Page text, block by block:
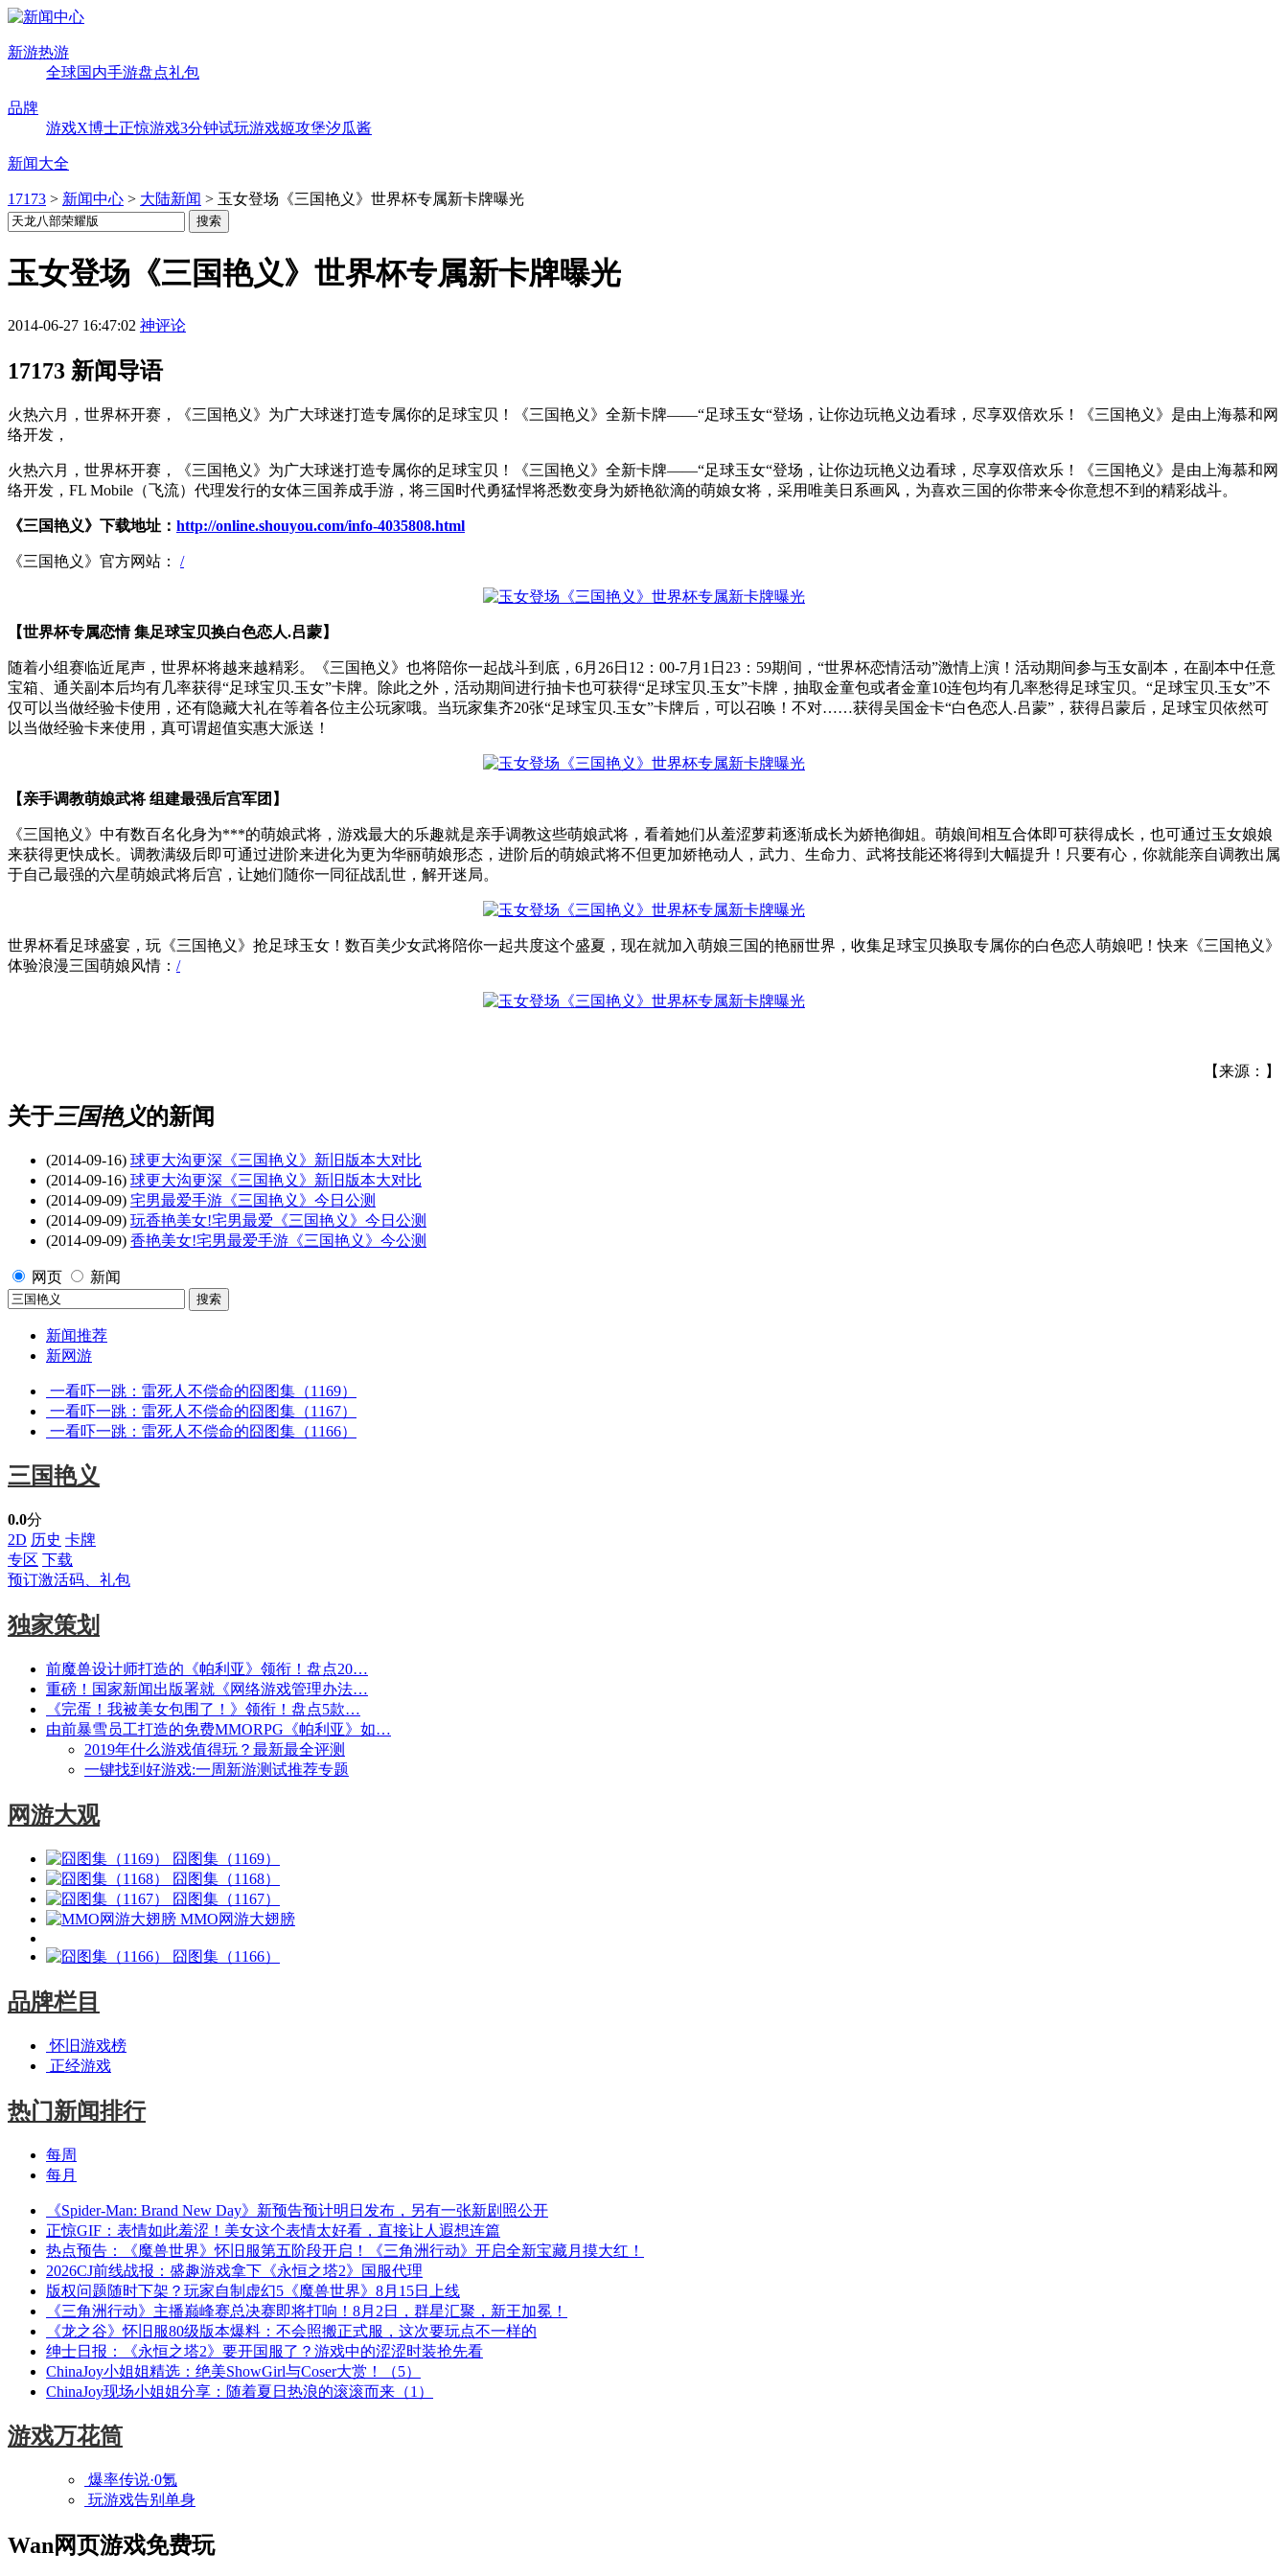
新游热游
全球国内手游盘点礼包
品牌
游戏X博士正惊游戏3分钟试玩游戏姬攻堡汐瓜酱
新闻大全
17173 > 新闻中心 > 大陆新闻 > 玉女登场《三国艳义》世界杯专属新卡牌曝光
玉女登场《三国艳义》世界杯专属新卡牌曝光
2014-06-27 16:47:02 神评论
17173 新闻导语
火热六月，世界杯开赛，《三国艳义》为广大球迷打造专属你的足球宝贝！《三国艳义》全新卡牌——“足球玉女“登场，让你边玩艳义边看球，尽享双倍欢乐！《三国艳义》是由上海慕和网
络开发，
火热六月，世界杯开赛，《三国艳义》为广大球迷打造专属你的足球宝贝！《三国艳义》全新卡牌——“足球玉女“登场，让你边玩艳义边看球，尽享双倍欢乐！《三国艳义》是由上海慕和网
络开发，FL Mobile（飞流）代理发行的女体三国养成手游，将三国时代勇猛悍将悉数变身为娇艳欲滴的萌娘女将，采用唯美日系画风，为喜欢三国的你带来令你意想不到的精彩战斗。
《三国艳义》下载地址： http://online.shouyou.com/info-4035808.html
《三国艳义》官方网站： /
【世界杯专属恋情 集足球宝贝换白色恋人.吕蒙】
随着小组赛临近尾声，世界杯将越来越精彩。《三国艳义》也将陪你一起战斗到底，6月26日12：00-7月1日23：59期间，“世界杯恋情活动”激情上演！活动期间参与玉女副本，在副本中任意
宝箱、通关副本后均有几率获得“足球宝贝.玉女”卡牌。除此之外，活动期间进行抽卡也可获得“足球宝贝.玉女”卡牌，抽取金童包或者金童10连包均有几率愁得足球宝贝。“足球宝贝.玉女”不
仅可以当做经验卡使用，还有隐藏大礼在等着各位主公玩家哦。当玩家集齐20张“足球宝贝.玉女”卡牌后，可以召唤！不对……获得吴国金卡“白色恋人.吕蒙”，获得吕蒙后，足球宝贝依然可
以当做经验卡来使用，真可谓超值实惠大派送！
【亲手调教萌娘武将 组建最强后宫军团】
《三国艳义》中有数百名化身为***的萌娘武将，游戏最大的乐趣就是亲手调教这些萌娘武将，看着她们从羞涩萝莉逐渐成长为娇艳御姐。萌娘间相互合体即可获得成长，也可通过玉女娘娘
来获得更快成长。调教满级后即可通过进阶来进化为更为华丽萌娘形态，进阶后的萌娘武将不但更加娇艳动人，武力、生命力、武将技能还将得到大幅提升！只要有心，你就能亲自调教出属
于自己最强的六星萌娘武将后宫，让她们随你一同征战乱世，解开迷局。
世界杯看足球盛宴，玩《三国艳义》抢足球玉女！数百美少女武将陪你一起共度这个盛夏，现在就加入萌娘三国的艳丽世界，收集足球宝贝换取专属你的白色恋人萌娘吧！快来《三国艳义》
体验浪漫三国萌娘风情： /
【来源：】
关于三国艳义的新闻
(2014-09-16) 球更大沟更深《三国艳义》新旧版本大对比
(2014-09-16) 球更大沟更深《三国艳义》新旧版本大对比
(2014-09-09) 宅男最爱手游《三国艳义》今日公测
(2014-09-09) 玩香艳美女!宅男最爱《三国艳义》今日公测
(2014-09-09) 香艳美女!宅男最爱手游《三国艳义》今公测
网页 新闻
新闻推荐
新网游
一看吓一跳：雷死人不偿命的囧图集（1169）
一看吓一跳：雷死人不偿命的囧图集（1167）
一看吓一跳：雷死人不偿命的囧图集（1166）
三国艳义
0.0分
2D 历史 卡牌
专区 下载
预订激活码、礼包
独家策划
前魔兽设计师打造的《帕利亚》领衔！盘点20…
重磅！国家新闻出版署就《网络游戏管理办法…
《完蛋！我被美女包围了！》领衔！盘点5款…
由前暴雪员工打造的免费MMORPG《帕利亚》如…
2019年什么游戏值得玩？最新最全评测
一键找到好游戏:一周新游测试推荐专题
网游大观
囧图集（1169）
囧图集（1168）
囧图集（1167）
MMO网游大翅膀
囧图集（1166）
品牌栏目
怀旧游戏榜
正经游戏
热门新闻排行
每周
每月
《Spider-Man: Brand New Day》新预告预计明日发布，另有一张新剧照公开
正惊GIF：表情如此羞涩！美女这个表情太好看，直接让人遐想连篇
热点预告：《魔兽世界》怀旧服第五阶段开启！《三角洲行动》开启全新宝藏月摸大红！
2026CJ前线战报：盛趣游戏拿下《永恒之塔2》国服代理
版权问题随时下架？玩家自制虚幻5《魔兽世界》8月15日上线
《三角洲行动》主播巅峰赛总决赛即将打响！8月2日，群星汇聚，新王加冕！
《龙之谷》怀旧服80级版本爆料：不会照搬正式服，这次要玩点不一样的
绅士日报：《永恒之塔2》要开国服了？游戏中的涩涩时装抢先看
ChinaJoy小姐姐精选：绝美ShowGirl与Coser大赏！（5）
ChinaJoy现场小姐姐分享：随着夏日热浪的滚滚而来（1）
游戏万花筒
爆率传说·0氪
玩游戏告别单身
Wan网页游戏免费玩